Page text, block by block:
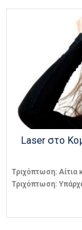
Laser στο
Τριχόπτωση: Αίτια
Τριχόπτωση: